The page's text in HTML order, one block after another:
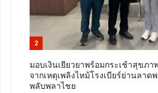
2
มอบเงินเยียวยาพร้อมกระเช้าสุขภา
จากเหตุเพลิงไหม้โรงเบียร์ย่านลา
พลับพลาไชย